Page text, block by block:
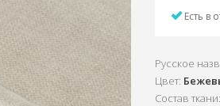
Есть в
Русское
Цвет:
Состав ткани: